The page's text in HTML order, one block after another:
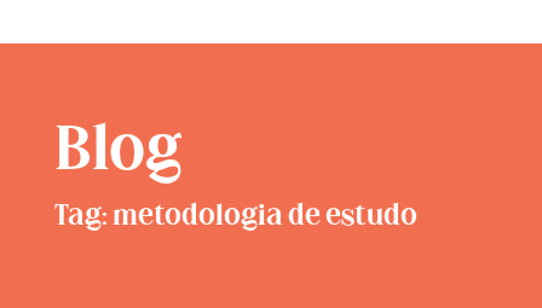
Blog
Tag: metodologia de estudo